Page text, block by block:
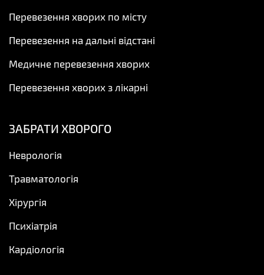
Перевезення хворих по місту
Перевезення на дальні відстані
Медичне перевезення хворих
Перевезення хворих з лікарні
ЗАБРАТИ ХВОРОГО
Неврологія
Травматологія
Хірургія
Психіатрія
Кардіологія